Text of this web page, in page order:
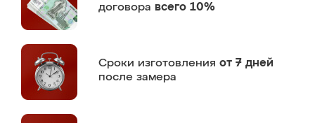
договора всего 10%
Сроки изготовления от 7 дней
после замера